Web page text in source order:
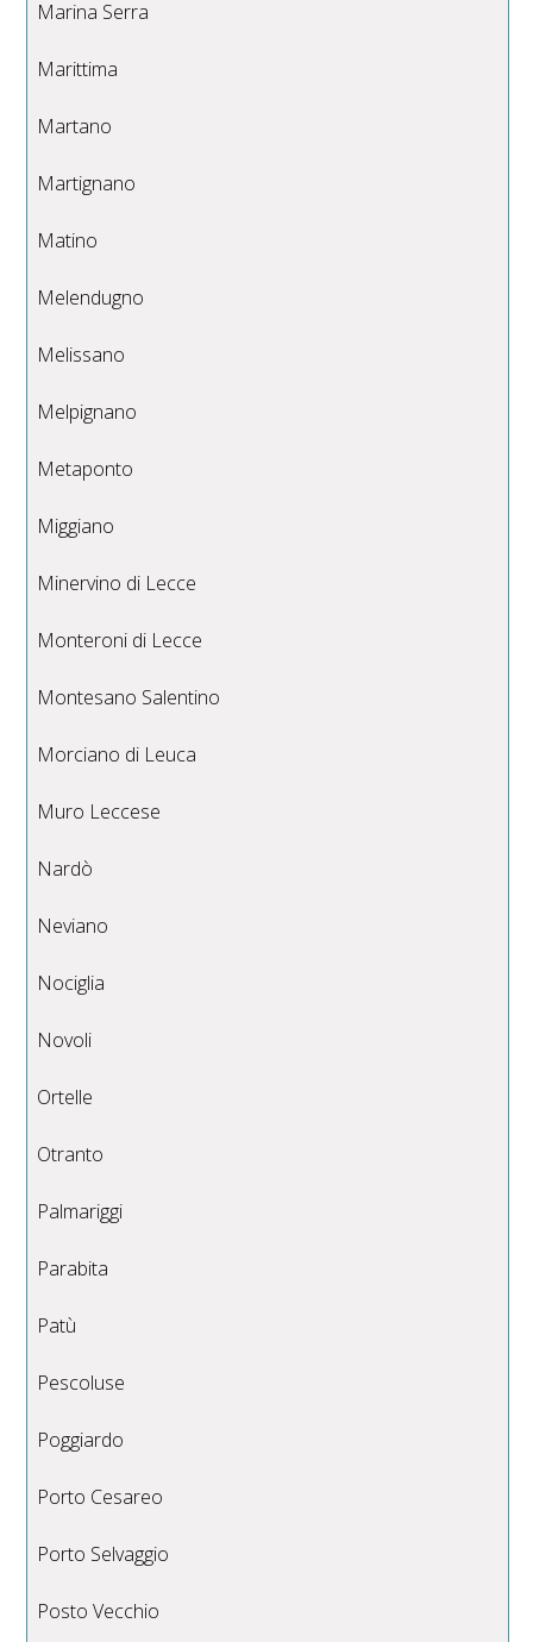
Marina Serra
Marittima
Martano
Martignano
Matino
Melendugno
Melissano
Melpignano
Metaponto
Miggiano
Minervino di Lecce
Monteroni di Lecce
Montesano Salentino
Morciano di Leuca
Muro Leccese
Nardò
Neviano
Nociglia
Novoli
Ortelle
Otranto
Palmariggi
Parabita
Patù
Pescoluse
Poggiardo
Porto Cesareo
Porto Selvaggio
Posto Vecchio